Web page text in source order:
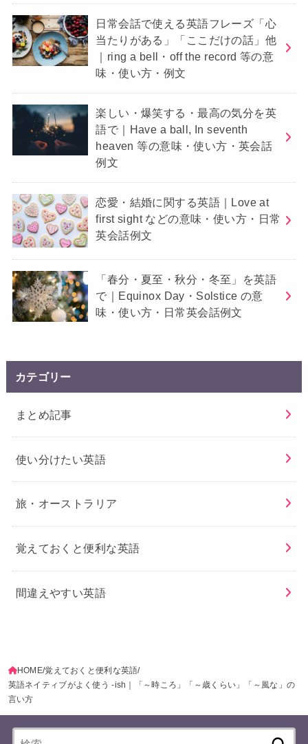
日常会話で使える英語フレーズ「心
当たりがある」「ここだけの話」他
｜ring a bell・off the record 等の意
味・使い方・例文
楽しい・爆笑する・最高の気分を英
語で｜Have a ball, In seventh
heaven 等の意味・使い方・英会話
例文
恋愛・結婚に関する英語｜Love at
first sight などの意味・使い方・日常
英会話例文
「春分・夏至・秋分・冬至」を英語
で｜Equinox Day・Solstice の意
味・使い方・日常英会話例文
カテゴリー
まとめ記事
使い分けたい英語
旅・オーストラリア
覚えておくと便利な英語
間違えやすい英語
HOME 覚えておくと便利な英語
英語ネイティブがよく使う -ish｜「～時ころ」「～歳くらい」「～風な」の
言い方